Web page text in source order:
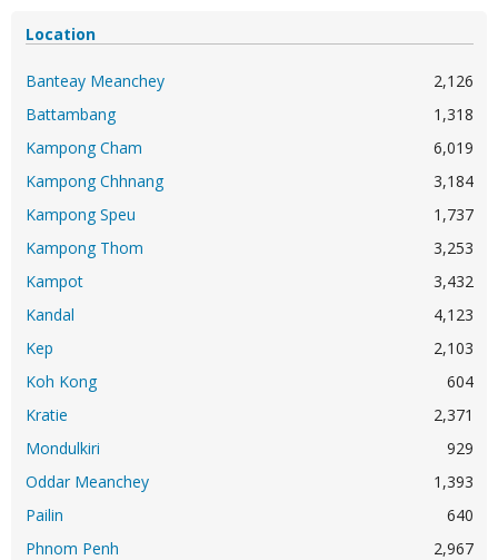
Location
Banteay Meanchey
2,126
Battambang
1,318
Kampong Cham
6,019
Kampong Chhnang
3,184
Kampong Speu
1,737
Kampong Thom
3,253
Kampot
3,432
Kandal
4,123
Kep
2,103
Koh Kong
604
Kratie
2,371
Mondulkiri
929
Oddar Meanchey
1,393
Pailin
640
Phnom Penh
2,967